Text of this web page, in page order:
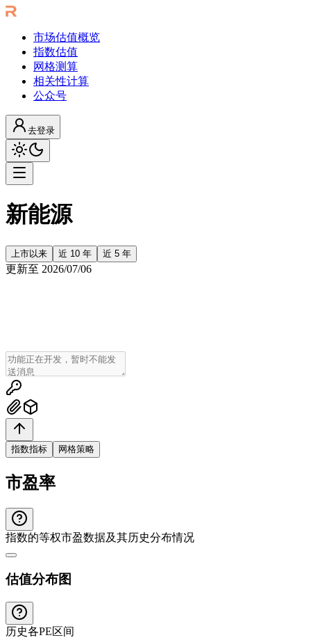
市场估值概览
指数估值
网格测算
相关性计算
公众号
去登录
新能源
上市以来 近 10 年 近 5 年
更新至 2026/07/06
指数指标 网格策略
市盈率
指数的等权市盈数据及其历史分布情况
估值分布图
历史各PE区间